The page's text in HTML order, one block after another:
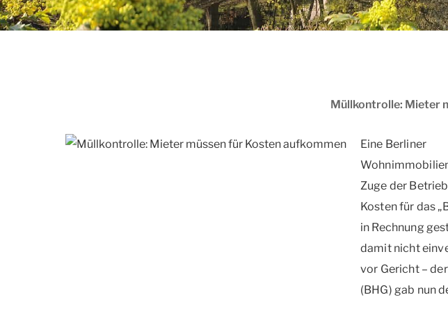
Müllkontrolle: Mieter
Eine Berliner
Zuge der
Kosten für das
in Rechnung
damit nicht
vor Gericht –
(BHG) gab nun